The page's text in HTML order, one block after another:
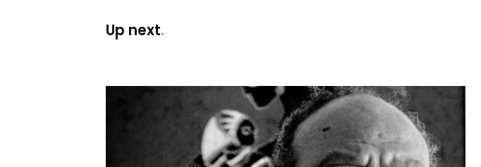
Up next